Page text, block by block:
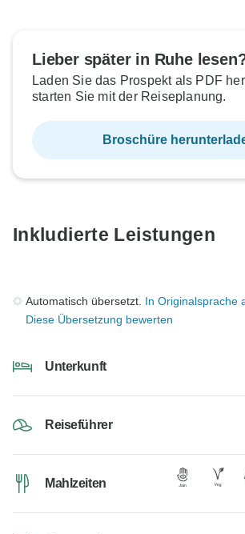
Lieber später in Ruhe
Laden Sie das Prospekt als PDF
starten Sie mit der Reiseplanung.
Broschüre
Inkludierte Leistungen
Automatisch übersetzt. In Originalsprache
Diese Übersetzung bewerten
Unterkunft
Reiseführer
Mahlzeiten